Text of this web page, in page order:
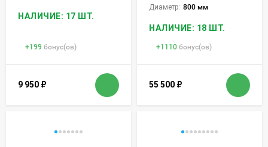
НАЛИЧИЕ: 17 ШТ.
+199 бонус(ов)
9 950 ₽
Диаметр: 800 мм
НАЛИЧИЕ: 18 ШТ.
+1110 бонус(ов)
55 500 ₽